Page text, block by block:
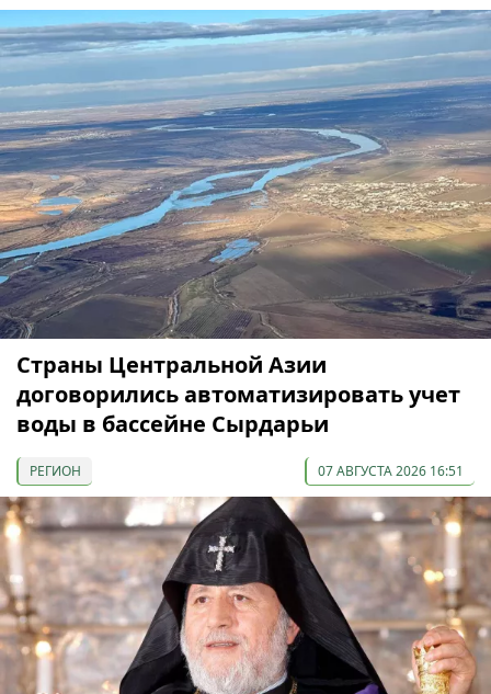
Страны Центральной Азии
договорились автоматизировать учет
воды в бассейне Сырдарьи
РЕГИОН 07 АВГУСТА 2026 16:51